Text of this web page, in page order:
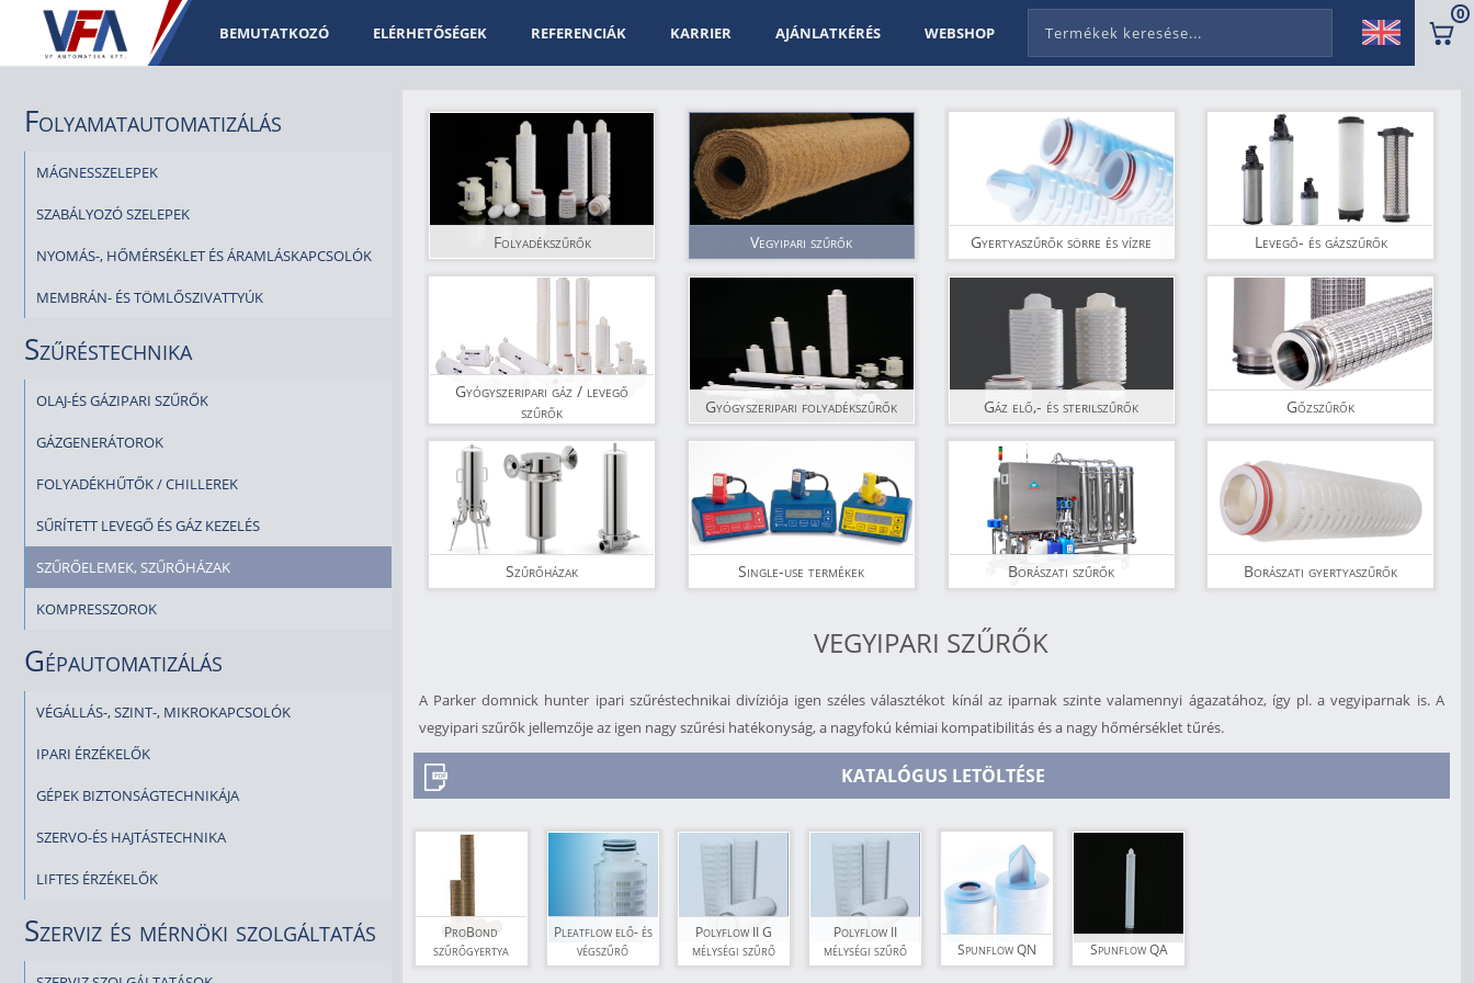
BEMUTATKOZÓ ELÉRHETŐSÉGEK REFERENCIÁK KARRIER AJÁNLATKÉRÉS WEBSHOP
0
Folyamatautomatizálás
MÁGNESSZELEPEK
SZABÁLYOZÓ SZELEPEK
NYOMÁS-, HŐMÉRSÉKLET ÉS ÁRAMLÁSKAPCSOLÓK
MEMBRÁN- ÉS TÖMLŐSZIVATTYÚK
Szűréstechnika
OLAJ-ÉS GÁZIPARI SZŰRŐK
GÁZGENERÁTOROK
FOLYADÉKHŰTŐK / CHILLEREK
SŰRÍTETT LEVEGŐ ÉS GÁZ KEZELÉS
SZŰRŐELEMEK, SZŰRŐHÁZAK
KOMPRESSZOROK
Gépautomatizálás
VÉGÁLLÁS-, SZINT-, MIKROKAPCSOLÓK
IPARI ÉRZÉKELŐK
GÉPEK BIZTONSÁGTECHNIKÁJA
SZERVO-ÉS HAJTÁSTECHNIKA
LIFTES ÉRZÉKELŐK
Szerviz és mérnöki szolgáltatás
Folyadékszűrők Vegyipari szűrők Gyertyaszűrők sörre és vízre Levegő- és gázszűrők
Gyógyszeripari gáz / levegő
szűrők
Gyógyszeripari folyadékszűrők Gáz elő,- és sterilszűrők Gőzszűrők
Szűrőházak Single-use termékek Borászati szűrők Borászati gyertyaszűrők
VEGYIPARI SZŰRŐK
A Parker domnick hunter ipari szűréstechnikai divíziója igen széles választékot kínál az iparnak szinte valamennyi ágazatához, így pl. a vegyiparnak is. A
vegyipari szűrők jellemzője az igen nagy szűrési hatékonyság, a nagyfokú kémiai kompatibilitás és a nagy hőmérséklet tűrés.
KATALÓGUS LETÖLTÉSE
ProBond
szűrőgyertya
sorozat
Pleatflow elő- és
végszűrő
Polyflow II G
mélységi szűrő
Polyflow II
mélységi szűrő
Spunflow QN Spunflow QA